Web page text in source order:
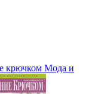
крючком Мода и